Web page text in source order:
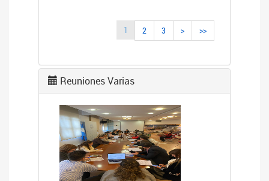
1 2 3 > >>
Reuniones Varias